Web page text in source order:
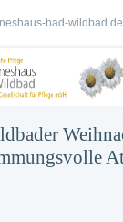
bad-wildbad.de